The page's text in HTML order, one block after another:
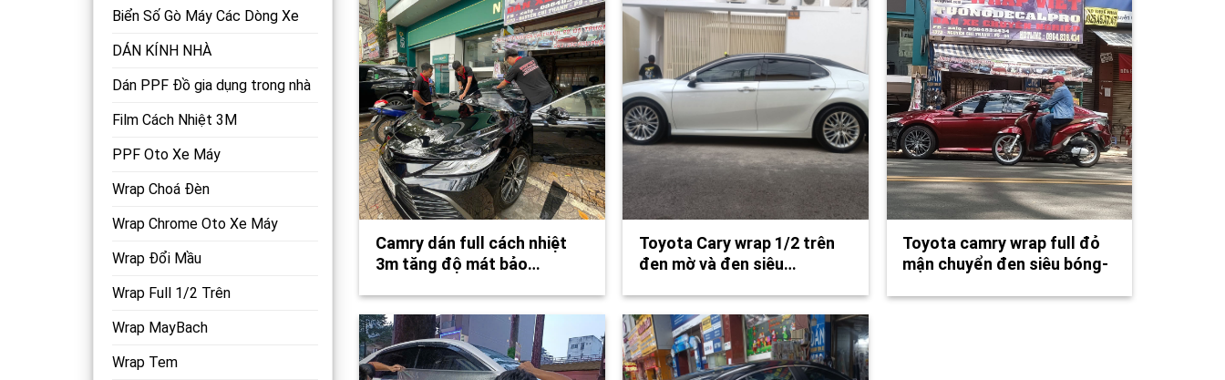
Biển Số Gò Máy Các Dòng Xe
DÁN KÍNH NHÀ
Dán PPF Đồ gia dụng trong nhà
Film Cách Nhiệt 3M
PPF Oto Xe Máy
Wrap Choá Đèn
Wrap Chrome Oto Xe Máy
Wrap Đổi Mầu
Wrap Full 1/2 Trên
Wrap MayBach
Wrap Tem
Camry dán full cách nhiệt
3m tăng độ mát bảo…
Toyota Cary wrap 1/2 trên
đen mờ và đen siêu…
Toyota camry wrap full đỏ
mận chuyển đen siêu bóng-